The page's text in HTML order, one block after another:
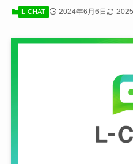
L-CHAT 2024年6月6日